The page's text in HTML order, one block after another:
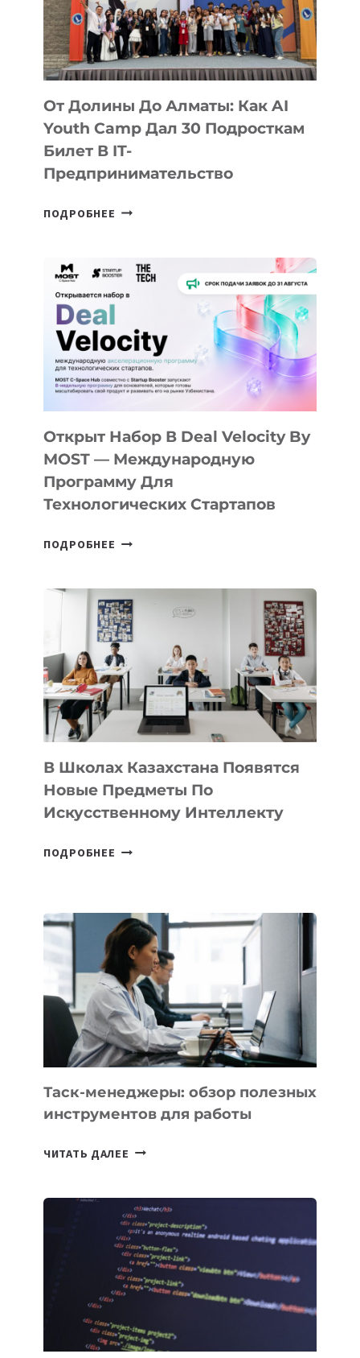
От Долины До Алматы: Как AI
Youth Camp Дал 30 Подросткам
Билет В IT-
Предпринимательство
ПОДРОБНЕЕ ОТ
АЛМАТЫ:
КАК
AI
YOUTH
CAMP
ДАЛ
30
ПОДРОСТКАМ
БИЛЕТ
В
ПРЕДПРИНИМАТЕЛЬСТВО
Открыт Набор В Deal Velocity By
MOST — Международную
Программу Для
Технологических Стартапов
ПОДРОБНЕЕ ОТКРЫТ
DEAL
VELOCITY
BY
MOST
—
МЕЖДУНАРОДНУЮ
ПРОГРАММУ
ДЛЯ
ТЕХНОЛОГИЧЕСКИХ
В Школах Казахстана Появятся
Новые Предметы По
Искусственному Интеллекту
ПОДРОБНЕЕ
НОВЫЕ
ПРЕДМЕТЫ
ПО
ИСКУССТВЕННОМУ
ИНТЕЛЛЕКТУ
Таск-менеджеры: обзор полезных
инструментов для работы
ЧИТАТЬ ДАЛЕЕ ТАСК-
ПОЛЕЗНЫХ
ИНСТРУМЕНТОВ
ДЛЯ
РАБОТЫ